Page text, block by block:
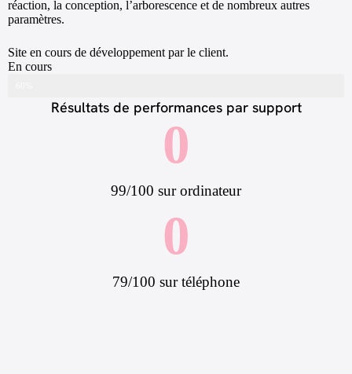
réaction, la conception, l’arborescence et de nombreux autres
paramètres.
Site en cours de développement par le client.
En cours
Résultats de performances par support
99/100 sur ordinateur
0
79/100 sur téléphone
0